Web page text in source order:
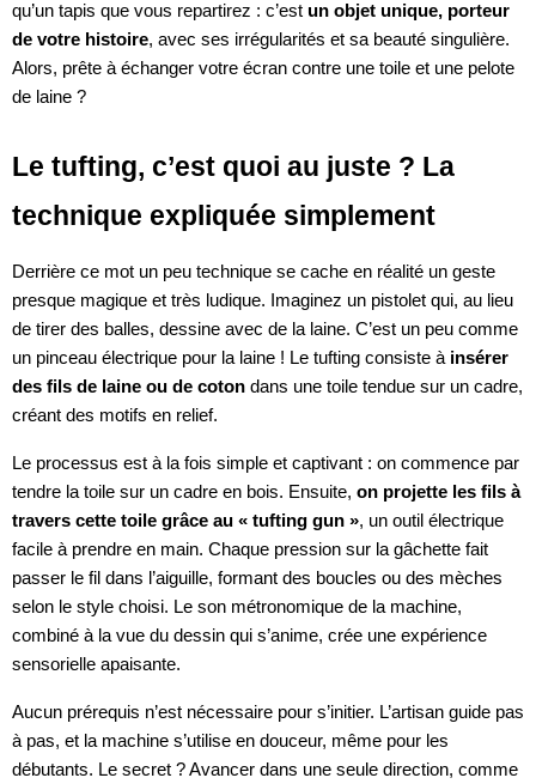
qu’un tapis que vous repartirez : c’est un objet unique, porteur
de votre histoire, avec ses irrégularités et sa beauté singulière.
Alors, prête à échanger votre écran contre une toile et une pelote
de laine ?
Le tufting, c’est quoi au juste ? La
technique expliquée simplement
Derrière ce mot un peu technique se cache en réalité un geste
presque magique et très ludique. Imaginez un pistolet qui, au lieu
de tirer des balles, dessine avec de la laine. C’est un peu comme
un pinceau électrique pour la laine ! Le tufting consiste à insérer
des fils de laine ou de coton dans une toile tendue sur un cadre,
créant des motifs en relief.
Le processus est à la fois simple et captivant : on commence par
tendre la toile sur un cadre en bois. Ensuite, on projette les fils à
travers cette toile grâce au « tufting gun », un outil électrique
facile à prendre en main. Chaque pression sur la gâchette fait
passer le fil dans l’aiguille, formant des boucles ou des mèches
selon le style choisi. Le son métronomique de la machine,
combiné à la vue du dessin qui s’anime, crée une expérience
sensorielle apaisante.
Aucun prérequis n’est nécessaire pour s’initier. L’artisan guide pas
à pas, et la machine s’utilise en douceur, même pour les
débutants. Le secret ? Avancer dans une seule direction, comme